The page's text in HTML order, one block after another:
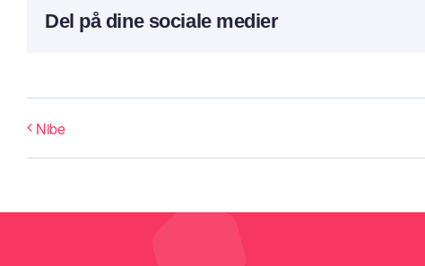
Del på dine sociale medier
Nibe